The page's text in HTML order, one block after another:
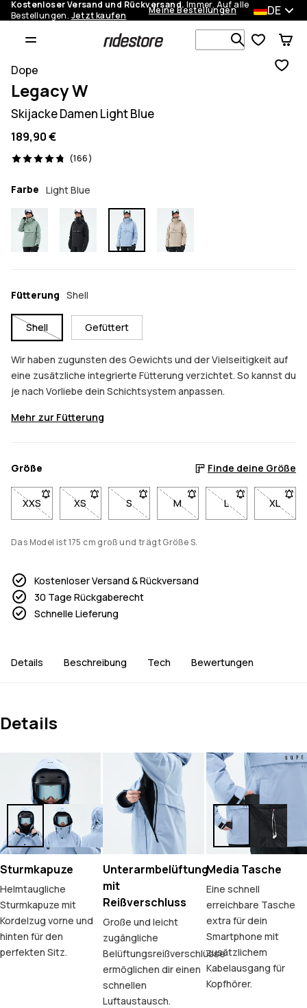
Kostenloser Versand und Rückversand. Immer. Auf alle
Bestellungen. Jetzt kaufen Meine Bestellungen DE
Dope
Legacy W
Skijacke Damen Light Blue
189,90 €
(166)
166 Reviews, 4.8/5
Farbe Light Blue
Fütterung Shell
Shell Gefüttert
Wir haben zugunsten des Gewichts und der Vielseitigkeit auf
eine zusätzliche integrierte Fütterung verzichtet. So kannst du
je nach Vorliebe dein Schichtsystem anpassen.
Mehr zur Fütterung
Größe Finde deine Größe
XXS- Größe XXS nicht verfügbar. Klicke, um benachrichtigt zu
XS- Größe XS nicht verfügbar. Klicke, um
S- Größe S nicht verfügbar. Klicke, um
M- Größe M nicht verfügbar.
L- Größe L nicht
XL
-
Das Model ist 175 cm groß und trägt Größe S.
Kostenloser Versand & Rückversand
30 Tage Rückgaberecht
Schnelle Lieferung
Details Beschreibung Tech Bewertungen
Details
Sturmkapuze
Helmtaugliche
Sturmkapuze mit
Kordelzug vorne und
hinten für den
perfekten Sitz.
Unterarmbelüftung
mit
Reißverschluss
Große und leicht
zugängliche
Belüftungsreißverschlüsse
ermöglichen dir einen
schnellen
Luftaustausch.
Media Tasche
Eine schnell
erreichbare Tasche
extra für dein
Smartphone mit
zusätzlichem
Kabelausgang für
Kopfhörer.